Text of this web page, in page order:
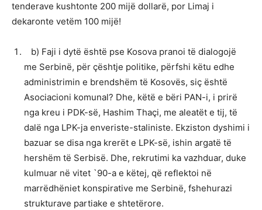
tenderave kushtonte 200 mijë dollarë, por Limaj i
dekaronte vetëm 100 mijë!
b) Faji i dytë është pse Kosova pranoi të dialogojë
me Serbinë, për çështje politike, përfshi këtu edhe
administrimin e brendshëm të Kosovës, siç është
Asociacioni komunal? Dhe, këtë e bëri PAN-i, i prirë
nga kreu i PDK-së, Hashim Thaçi, me aleatët e tij, të
dalë nga LPK-ja enveriste-staliniste. Ekziston dyshimi i
bazuar se disa nga krerët e LPK-së, ishin argatë të
hershëm të Serbisë. Dhe, rekrutimi ka vazhduar, duke
kulmuar në vitet `90-a e këtej, që reflektoi në
marrëdhëniet konspirative me Serbinë, fshehurazi
strukturave partiake e shtetërore.